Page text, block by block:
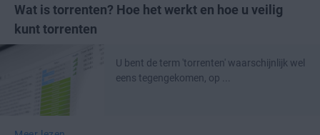
Wat is torrenten? Hoe het werkt en hoe u veilig
kunt torrenten
U bent de term 'torrenten' waarschijnlijk wel
eens tegengekomen, op ...